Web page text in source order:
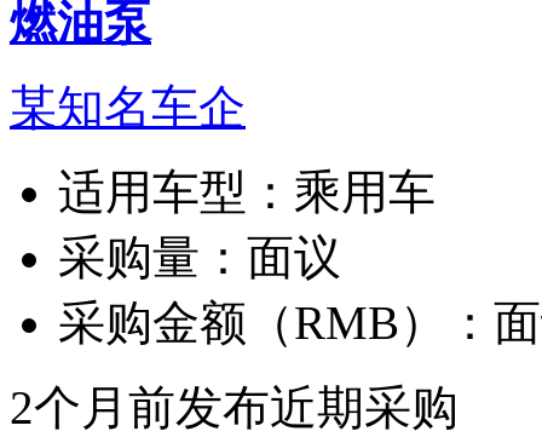
燃油泵
某知名车企
适用车型： 乘用车
采购量： 面议
采购金额（RMB）：
2个月前发布近期采购